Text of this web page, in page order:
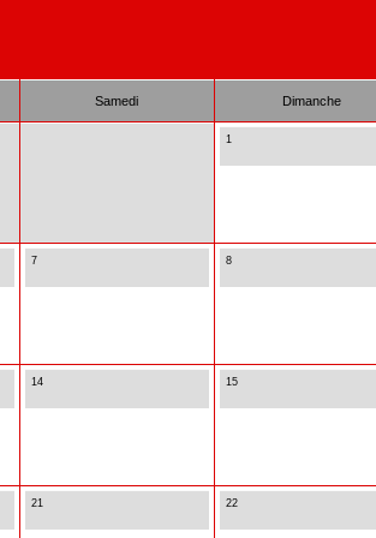
Samedi Dimanche
1
7 8
14 15
21 22